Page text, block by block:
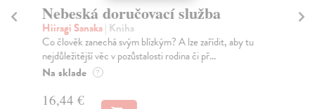
Nebeská doručovací služba
Hiiragi Sanaka| Kniha
Co člověk zanechá svým blízkým? A lze zařídit, aby tu
nejdůležitější věc v pozůstalosti rodina či př...
Na sklade ?
16,44 €